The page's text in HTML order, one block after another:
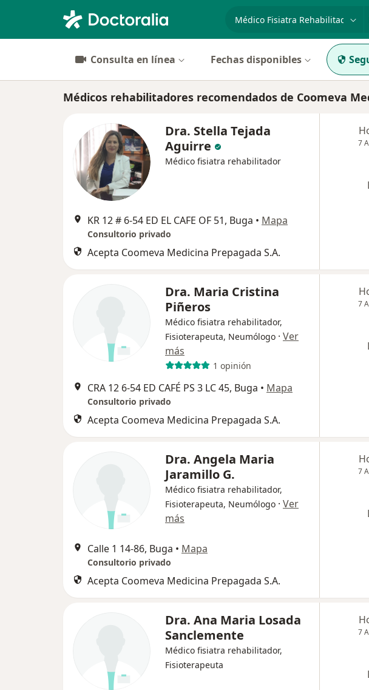
especialidad, enfermedad o
Consulta en línea Fechas disponibles
Médicos rehabilitadores recomendados de Coomeva
Dra. Stella Tejada
Aguirre
Médico fisiatra rehabilitador
KR 12 # 6‐54 ED EL CAFE OF 51, Buga • Mapa
Consultorio privado
Acepta Coomeva Medicina Prepagada S.A.
7
Dra. Maria Cristina
Piñeros
Médico fisiatra rehabilitador,
Fisioterapeuta, Neumólogo · Ver
más
1 opinión
CRA 12 6‐54 ED CAFÉ PS 3 LC 45, Buga • Mapa
Consultorio privado
Acepta Coomeva Medicina Prepagada S.A.
7
Dra. Angela Maria
Jaramillo G.
Médico fisiatra rehabilitador,
Fisioterapeuta, Neumólogo · Ver
más
Calle 1 14-86, Buga • Mapa
Consultorio privado
Acepta Coomeva Medicina Prepagada S.A.
7
Dra. Ana Maria Losada
Sanclemente
Médico fisiatra rehabilitador,
Fisioterapeuta
7